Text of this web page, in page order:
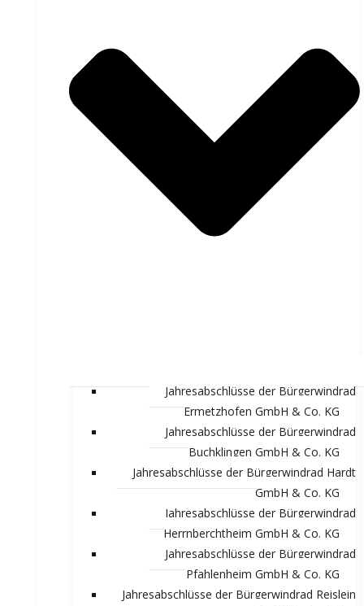
Jahresabschlüsse der Bürgerwindrad
Ermetzhofen GmbH & Co. KG
Jahresabschlüsse der Bürgerwindrad
Buchklingen GmbH & Co. KG
Jahresabschlüsse der Bürgerwindrad Hardt
GmbH & Co. KG
Jahresabschlüsse der Bürgerwindrad
Herrnberchtheim GmbH & Co. KG
Jahresabschlüsse der Bürgerwindrad
Pfahlenheim GmbH & Co. KG
Jahresabschlüsse der Bürgerwindrad Reislein